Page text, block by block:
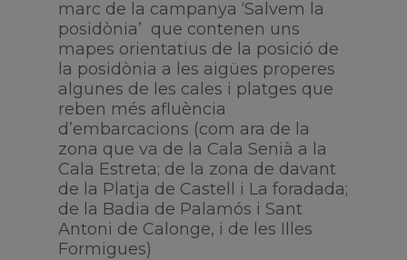
marc de la campanya ‘Salvem la
posidònia’ que contenen uns
mapes orientatius de la posició de
la posidònia a les aigües properes
algunes de les cales i platges que
reben més afluència
d’embarcacions (com ara de la
zona que va de la Cala Senià a la
Cala Estreta; de la zona de davant
de la Platja de Castell i La foradada;
de la Badia de Palamós i Sant
Antoni de Calonge, i de les Illes
Formigues)